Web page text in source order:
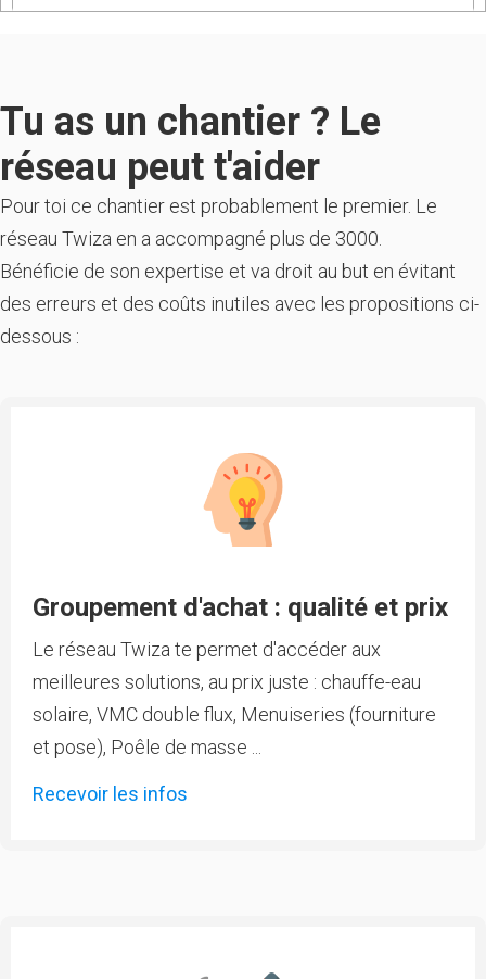
Tu as un chantier ? Le
réseau peut t'aider
Pour toi ce chantier est probablement le premier. Le
réseau Twiza en a accompagné plus de 3000.
Bénéficie de son expertise et va droit au but en évitant
des erreurs et des coûts inutiles avec les propositions ci-
dessous :
Groupement d'achat : qualité et prix
Le réseau Twiza te permet d'accéder aux
meilleures solutions, au prix juste : chauffe-eau
solaire, VMC double flux, Menuiseries (fourniture
et pose), Poêle de masse ...
Recevoir les infos